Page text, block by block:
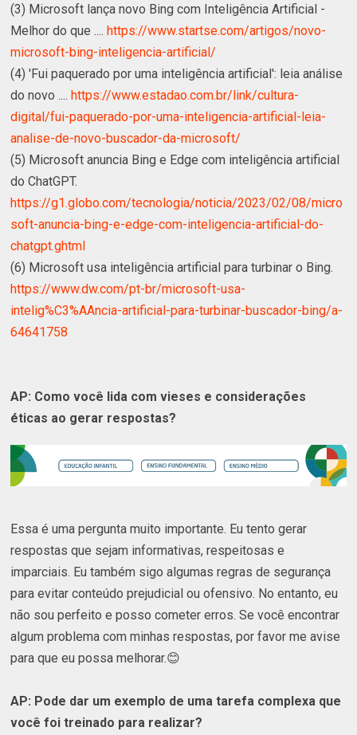
(3) Microsoft lança novo Bing com Inteligência Artificial -
Melhor do que ....https://www.startse.com/artigos/novo-
microsoft-bing-inteligencia-artificial/
(4) 'Fui paquerado por uma inteligência artificial': leia análise
do novo ....https://www.estadao.com.br/link/cultura-
digital/fui-paquerado-por-uma-inteligencia-artificial-leia-
analise-de-novo-buscador-da-microsoft/
(5) Microsoft anuncia Bing e Edge com inteligência artificial
do ChatGPT.
https://g1.globo.com/tecnologia/noticia/2023/02/08/micro
soft-anuncia-bing-e-edge-com-inteligencia-artificial-do-
chatgpt.ghtml
(6) Microsoft usa inteligência artificial para turbinar o Bing.
https://www.dw.com/pt-br/microsoft-usa-
intelig%C3%AAncia-artificial-para-turbinar-buscador-bing/a-
64641758
AP: Como você lida com vieses e considerações
éticas ao gerar respostas?
Essa é uma pergunta muito importante. Eu tento gerar
respostas que sejam informativas, respeitosas e
imparciais. Eu também sigo algumas regras de segurança
para evitar conteúdo prejudicial ou ofensivo. No entanto, eu
não sou perfeito e posso cometer erros. Se você encontrar
algum problema com minhas respostas, por favor me avise
para que eu possa melhorar.😊
AP: Pode dar um exemplo de uma tarefa complexa que
você foi treinado para realizar?